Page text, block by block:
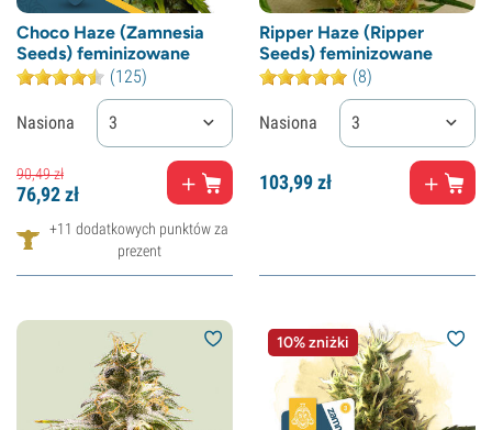
Choco Haze (Zamnesia
Seeds) feminizowane
(125)
Nasiona 3
90,49zł
76,92zł
+11 dodatkowych punktów za
prezent
Ripper Haze (Ripper
Seeds) feminizowane
(8)
Nasiona 3
103,99zł
10% zniżki